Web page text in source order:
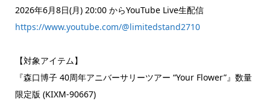
2026年6月8日(月) 20:00 からYouTube Live生配信
https://www.youtube.com/@limitedstand2710
【対象アイテム】
『森口博子 40周年アニバーサリーツアー “Your Flower”』数量
限定版 (KIXM-90667)